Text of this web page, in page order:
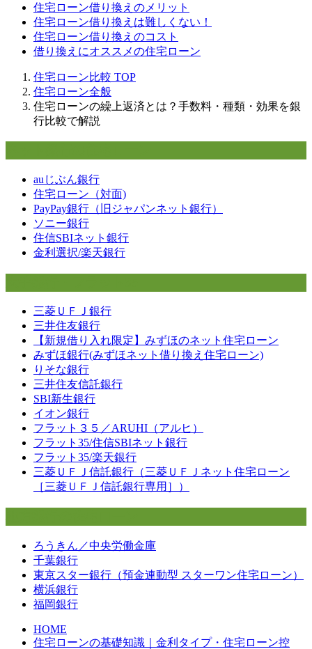
住宅ローン借り換えのメリット
住宅ローン借り換えは難しくない！
住宅ローン借り換えのコスト
借り換えにオススメの住宅ローン
住宅ローン比較 TOP
住宅ローン全般
住宅ローンの繰上返済とは？手数料・種類・効果を銀
行比較で解説
auじぶん銀行
住宅ローン（対面)
PayPay銀行（旧ジャパンネット銀行）
ソニー銀行
住信SBIネット銀行
金利選択/楽天銀行
三菱ＵＦＪ銀行
三井住友銀行
【新規借り入れ限定】みずほのネット住宅ローン
みずほ銀行(みずほネット借り換え住宅ローン)
りそな銀行
三井住友信託銀行
SBI新生銀行
イオン銀行
フラット３５／ARUHI（アルヒ）
フラット35/住信SBIネット銀行
フラット35/楽天銀行
三菱ＵＦＪ信託銀行（三菱ＵＦＪネット住宅ローン
［三菱ＵＦＪ信託銀行専用］）
ろうきん／中央労働金庫
千葉銀行
東京スター銀行（預金連動型 スターワン住宅ローン）
横浜銀行
福岡銀行
HOME
住宅ローンの基礎知識｜金利タイプ・住宅ローン控